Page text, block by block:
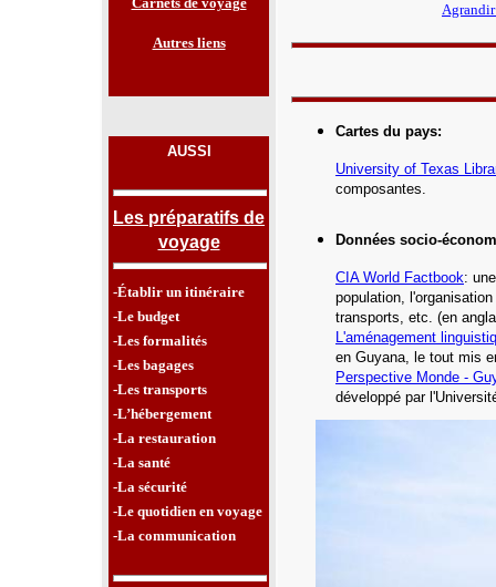
Autres liens
AUSSI
Les préparatifs de
voyage
-Établir un itinéraire
-Le budget
-Les formalités
-Les bagages
-Les transports
-L’hébergement
-La restauration
-La santé
-La sécurité
-Le quotidien en voyage
-La communication
Cartes du pays:
University of Texas
composantes.
Données socio-
CIA World Factbook:
population,
transports, etc. (en
L'aménagement
en Guyana, le tout mis
Perspective Monde -
développé par